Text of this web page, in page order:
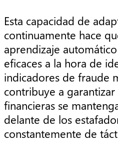
Esta capacidad de
continuamente hace
aprendizaje
eficaces a la hora de
indicadores de fraude
contribuye a
financieras se
delante de los
constantemente de